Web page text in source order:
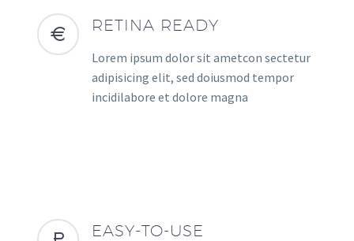
RETINA READY
Lorem ipsum dolor sit ametcon sectetur
adipisicing elit, sed doiusmod tempor
incidilabore et dolore magna
EASY-TO-USE